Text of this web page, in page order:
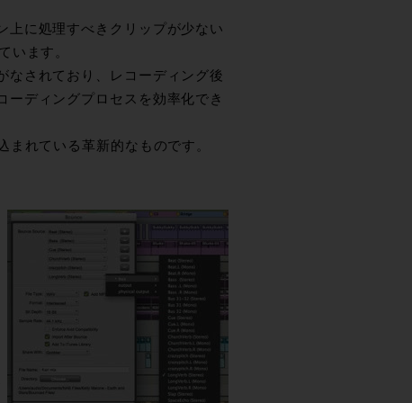
上に処理すべきクリップが少ない
います。
なされており、レコーディング後
ディングプロセスを効率化でき
れている革新的なものです。